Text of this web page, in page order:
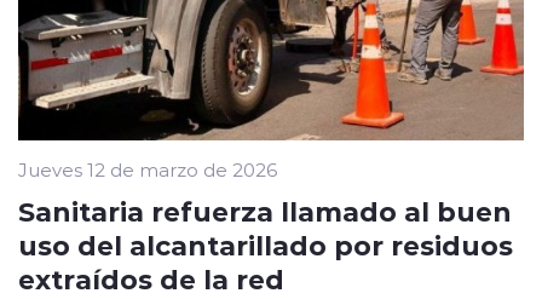
Jueves 12 de marzo de 2026
Sanitaria refuerza llamado al buen
uso del alcantarillado por residuos
extraídos de la red